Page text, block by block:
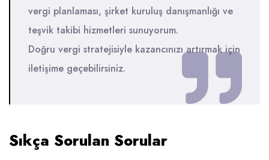
vergi planlaması, şirket kuruluş danışmanlığı ve
teşvik takibi hizmetleri sunuyorum.
Doğru vergi stratejisiyle kazancınızı artırmak için
iletişime geçebilirsiniz.
Sıkça Sorulan Sorular